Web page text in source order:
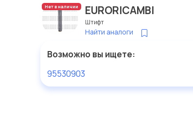
Нет в наличии EURORICAMBI
Штифт
Найти аналоги
Возможно вы ищете:
95530903